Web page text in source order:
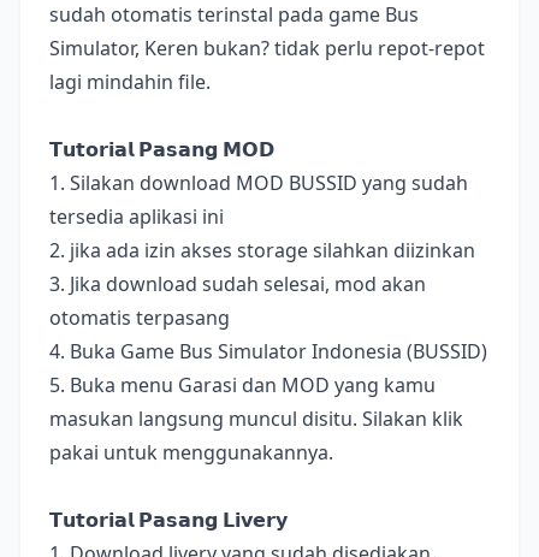
sudah otomatis terinstal pada game Bus
Simulator, Keren bukan? tidak perlu repot-repot
lagi mindahin file.
𝗧𝘂𝘁𝗼𝗿𝗶𝗮𝗹 𝗣𝗮𝘀𝗮𝗻𝗴 𝗠𝗢𝗗
1. Silakan download MOD BUSSID yang sudah
tersedia aplikasi ini
2. jika ada izin akses storage silahkan diizinkan
3. Jika download sudah selesai, mod akan
otomatis terpasang
4. Buka Game Bus Simulator Indonesia (BUSSID)
5. Buka menu Garasi dan MOD yang kamu
masukan langsung muncul disitu. Silakan klik
pakai untuk menggunakannya.
𝗧𝘂𝘁𝗼𝗿𝗶𝗮𝗹 𝗣𝗮𝘀𝗮𝗻𝗴 𝗟𝗶𝘃𝗲𝗿𝘆